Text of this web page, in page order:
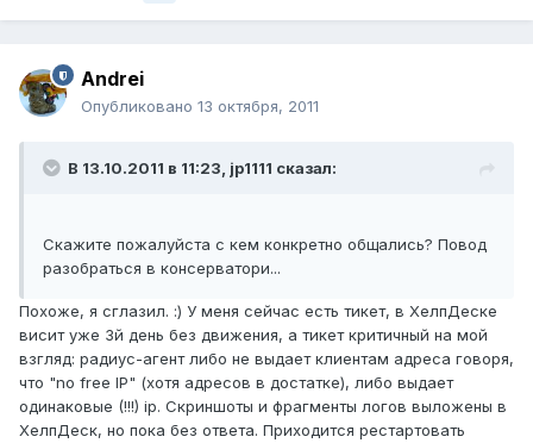
Andrei
Опубликовано 13 октября, 2011
В 13.10.2011 в 11:23, jp1111 сказал:
Скажите пожалуйста с кем конкретно общались? Повод
разобраться в консерватори...
Похоже, я сглазил. :) У меня сейчас есть тикет, в ХелпДеске
висит уже 3й день без движения, а тикет критичный на мой
взгляд: радиус-агент либо не выдает клиентам адреса говоря,
что "no free IP" (хотя адресов в достатке), либо выдает
одинаковые (!!!) ip. Скриншоты и фрагменты логов выложены в
ХелпДеск, но пока без ответа. Приходится рестартовать